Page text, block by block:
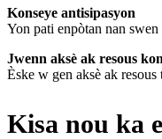
Konseye antisipasyon
Yon pati enpòtan nan
Jwenn aksè ak resous
Èske w gen aksè ak
Kisa nou ka